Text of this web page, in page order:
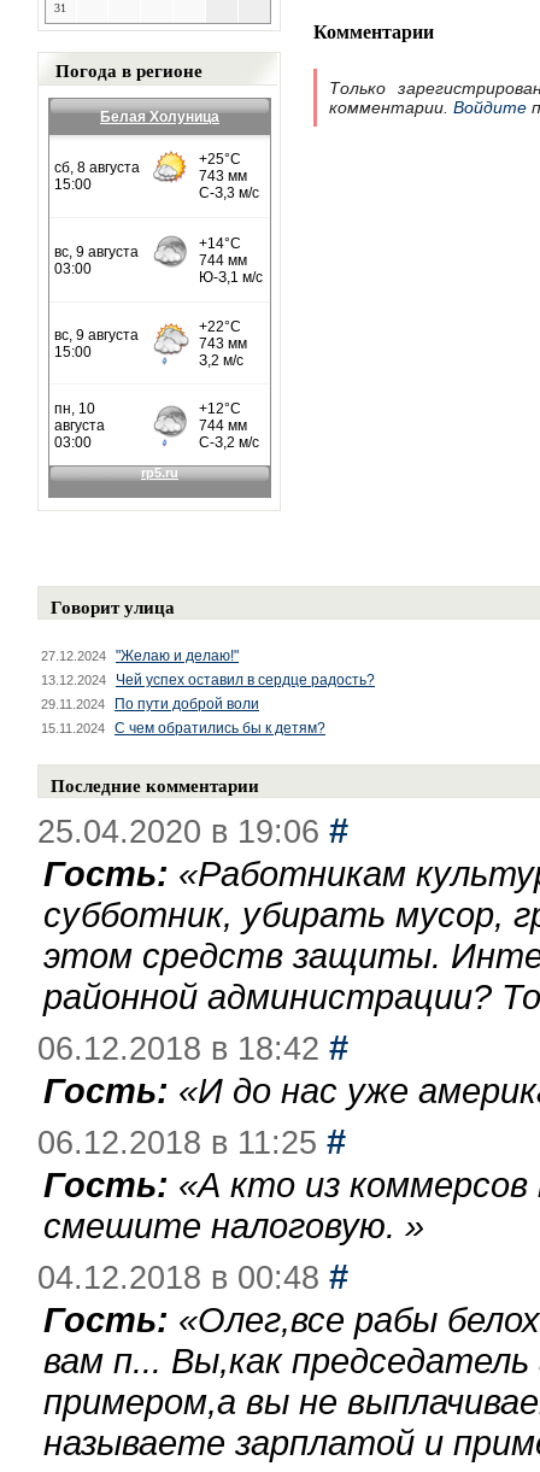
31
Погода в регионе
Белая Холуница
Комментарии
Только
комментарии. Войдите
Говорит улица
27.12.2024 "Желаю и делаю!"
13.12.2024 Чей успех оставил в сердце радость?
29.11.2024 По пути доброй воли
15.11.2024 С чем обратились бы к детям?
Последние комментарии
25.04.2020 в 19:06 #
Гость: «Работникам
субботник, убирать мусор,
этом средств защиты.
районной администрации?
06.12.2018 в 18:42 #
Гость: «И до нас уже
06.12.2018 в 11:25 #
Гость: «А кто из
смешите налоговую. »
04.12.2018 в 00:48 #
Гость: «Олег,все рабы
вам п... Вы,как
примером,а вы не
называете зарплатой и